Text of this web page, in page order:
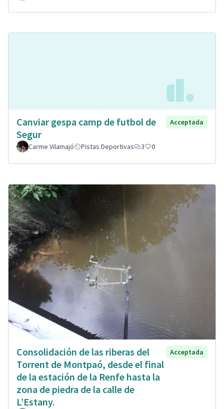
Canviar gespa camp de futbol de
Segur
Acceptada
Carme Vilamajó Pistas Deportivas 3 0
Consolidación de las riberas del
Torrent de Montpaó, desde el final
de la estación de la Renfe hasta la
zona de piedra de la calle de
L’Estany.
Acceptada